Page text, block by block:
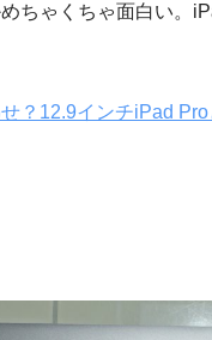
ちゃくちゃ面白い。
？12.9インチiPad